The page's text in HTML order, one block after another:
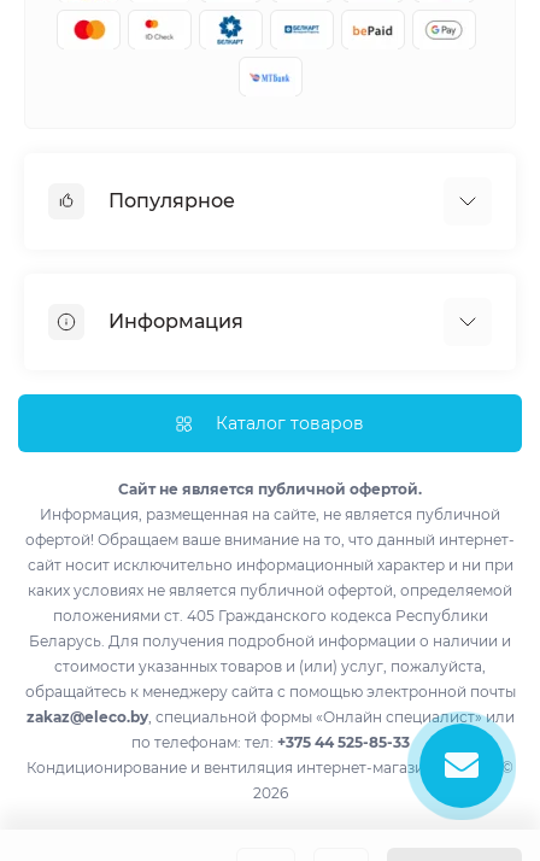
Популярное
Тепловые насосы
Полупромышленные кондиционеры
Обогреватели
Информация
Импортеры
Контакты
Возврат товара
Производители
Акции
Каталог товаров
Сайт не является публичной офертой.
Информация, размещенная на сайте, не является публичной
офертой! Обращаем ваше внимание на то, что данный интернет-
сайт носит исключительно информационный характер и ни при
каких условиях не является публичной офертой, определяемой
положениями ст. 405 Гражданского кодекса Республики
Беларусь. Для получения подробной информации о наличии и
стоимости указанных товаров и (или) услуг, пожалуйста,
обращайтесь к менеджеру сайта с помощью электронной почты
zakaz@eleco.by, специальной формы «Онлайн специалист» или
по телефонам: тел: +375 44 525-85-33
Кондиционирование и вентиляция интернет-магазин eleco.by ©
2026